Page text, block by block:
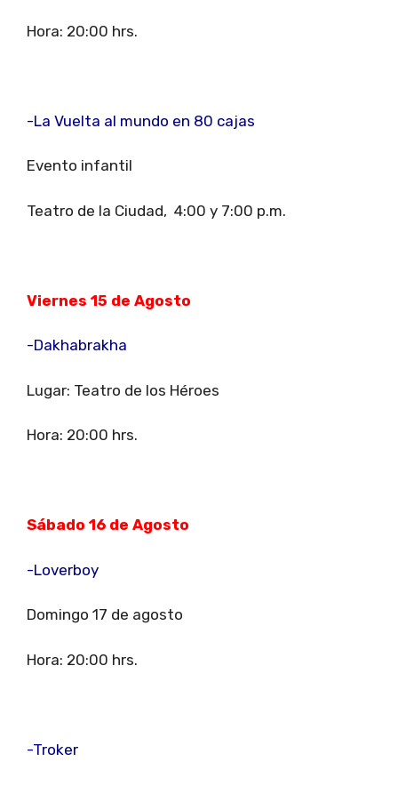
Hora: 20:00 hrs.
-La Vuelta al mundo en 80 cajas
Evento infantil
Teatro de la Ciudad, 4:00 y 7:00 p.m.
Viernes 15 de Agosto
-Dakhabrakha
Lugar: Teatro de los Héroes
Hora: 20:00 hrs.
Sábado 16 de Agosto
-Loverboy
Domingo 17 de agosto
Hora: 20:00 hrs.
-Troker